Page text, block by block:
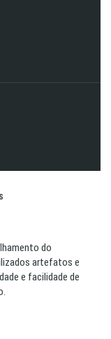
do
artefatos e
e facilidade de